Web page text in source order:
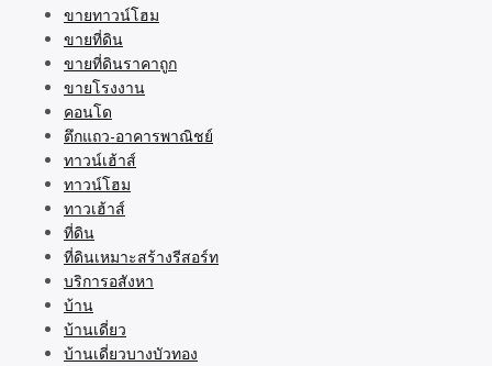
ขายทาวน์โฮม
ขายที่ดิน
ขายที่ดินราคาถูก
ขายโรงงาน
คอนโด
ตึกแถว-อาคารพาณิชย์
ทาวน์เฮ้าส์
ทาวน์โฮม
ทาวเฮ้าส์
ที่ดิน
ที่ดินเหมาะสร้างรีสอร์ท
บริการอสังหา
บ้าน
บ้านเดี่ยว
บ้านเดี่ยวบางบัวทอง